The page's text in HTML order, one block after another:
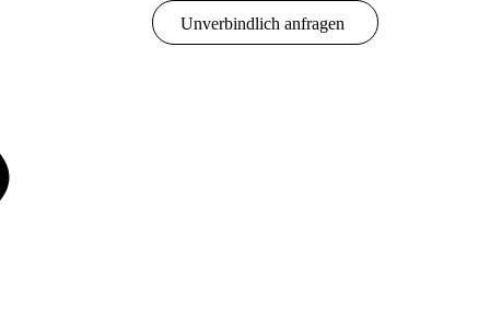
Unverbindlich anfragen